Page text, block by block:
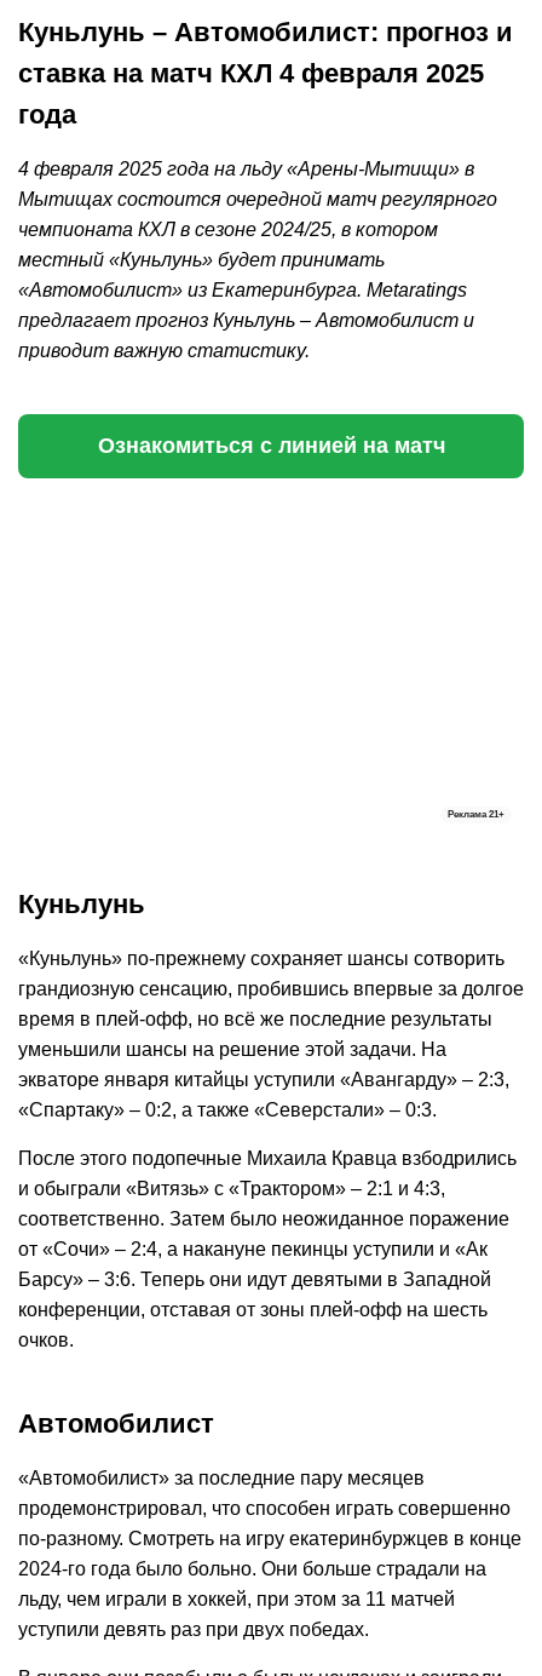
Куньлунь – Автомобилист: прогноз и
ставка на матч КХЛ 4 февраля 2025
года
4 февраля 2025 года на льду «Арены-Мытищи» в
Мытищах состоится очередной матч регулярного
чемпионата КХЛ в сезоне 2024/25, в котором
местный «Куньлунь» будет принимать
«Автомобилист» из Екатеринбурга. Metaratings
предлагает прогноз Куньлунь – Автомобилист и
приводит важную статистику.
Ознакомиться с линией на матч
Реклама 21+
Куньлунь
«Куньлунь» по-прежнему сохраняет шансы сотворить
грандиозную сенсацию, пробившись впервые за долгое
время в плей-офф, но всё же последние результаты
уменьшили шансы на решение этой задачи. На
экваторе января китайцы уступили «Авангарду» – 2:3,
«Спартаку» – 0:2, а также «Северстали» – 0:3.
После этого подопечные Михаила Кравца взбодрились
и обыграли «Витязь» с «Трактором» – 2:1 и 4:3,
соответственно. Затем было неожиданное поражение
от «Сочи» – 2:4, а накануне пекинцы уступили и «Ак
Барсу» – 3:6. Теперь они идут девятыми в Западной
конференции, отставая от зоны плей-офф на шесть
очков.
Автомобилист
«Автомобилист» за последние пару месяцев
продемонстрировал, что способен играть совершенно
по-разному. Смотреть на игру екатеринбуржцев в конце
2024-го года было больно. Они больше страдали на
льду, чем играли в хоккей, при этом за 11 матчей
уступили девять раз при двух победах.